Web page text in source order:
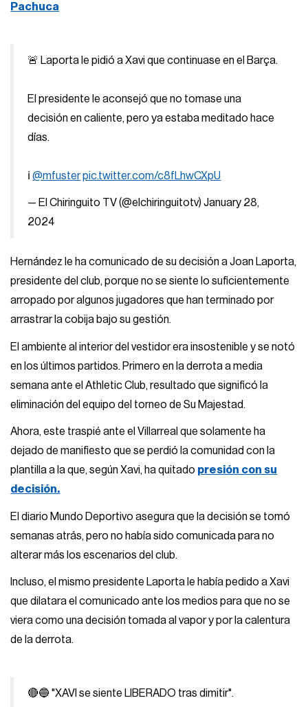
Pachuca
🚨 Laporta le pidió a Xavi que continuase en el Barça.
El presidente le aconsejó que no tomase una
decisión en caliente, pero ya estaba meditado hace
días.
ℹ️@mfusterpic.twitter.com/c8fLhwCXpU
— El Chiringuito TV (@elchiringuitotv)January 28,
2024
Hernández le ha comunicado de su decisión a Joan Laporta,
presidente del club, porque no se siente lo suficientemente
arropado por algunos jugadores que han terminado por
arrastrar la cobija bajo su gestión.
El ambiente al interior del vestidor era insostenible y se notó
en los últimos partidos. Primero en la derrota a media
semana ante el Athletic Club, resultado que significó la
eliminación del equipo del torneo de Su Majestad.
Ahora, este traspié ante el Villarreal que solamente ha
dejado de manifiesto que se perdió la comunidad con la
plantilla a la que, según Xavi, ha quitado presión con su
decisión.
El diario Mundo Deportivo asegura que la decisión se tomó
semanas atrás, pero no había sido comunicada para no
alterar más los escenarios del club.
Incluso, el mismo presidente Laporta le había pedido a Xavi
que dilatara el comunicado ante los medios para que no se
viera como una decisión tomada al vapor y por la calentura
de la derrota.
🔴🔵 "XAVI se siente LIBERADO tras dimitir".